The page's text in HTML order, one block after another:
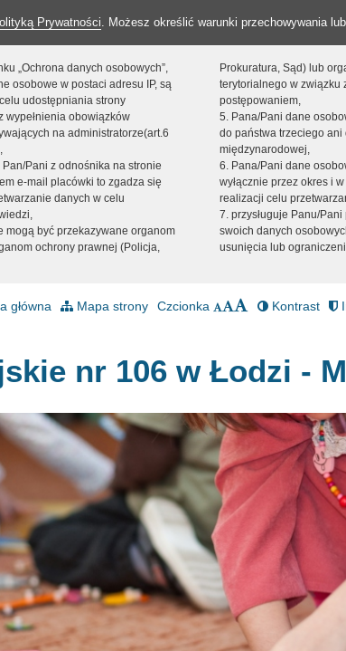
Prywatności. Możesz określić warunki przechowywania
„Ochrona danych osobowych”,
osobowe w postaci adresu IP, są
udostępniania strony
wypełnienia obowiązków
na administratorze(art.6
Pani z odnośnika na stronie
e-mail placówki to zgadza się
danych w celu
mogą być przekazywane organom
ochrony prawnej (Policja,
Prokuratura, Sąd) lub
terytorialnego w związku
postępowaniem,
5. Pana/Pani dane
do państwa trzeciego ani
międzynarodowej,
6. Pana/Pani dane
wyłącznie przez okres i
realizacji celu
7. przysługuje Panu/
swoich danych
usunięcia lub
główna Mapa strony Czcionka Kontrast
nr 106 w Łodzi -